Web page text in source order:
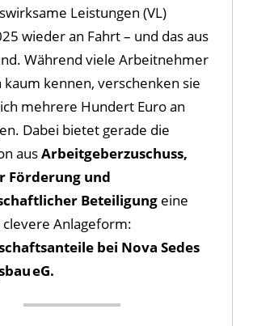
Leistungen (VL)
wieder an Fahrt – und das aus
Während viele Arbeitnehmer
kaum kennen, verschenken sie
mehrere Hundert Euro an
Dabei bietet gerade die
ausArbeitgeberzuschuss,
Förderung und
Beteiligung eine
Anlageform:
bei Nova Sedes
eG.